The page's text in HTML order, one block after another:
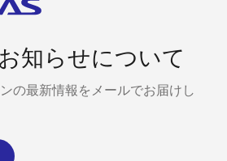
知らせについて
の最新情報をメールでお届けし